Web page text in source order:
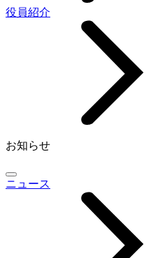
役員紹介
お知らせ
ニュース